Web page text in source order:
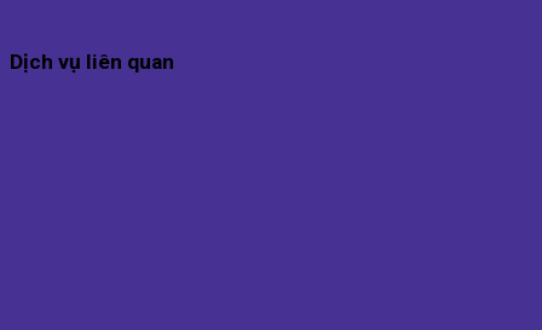
Dịch vụ liên quan